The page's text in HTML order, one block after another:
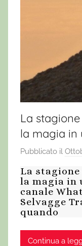
La
la magia in
Pubblicato il
La
la magia in
canale
Selvagge
quando
Continua a